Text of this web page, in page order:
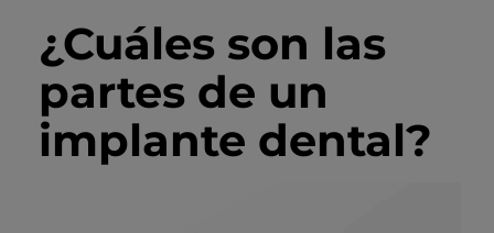
¿Cuáles son las
partes de un
implante dental?